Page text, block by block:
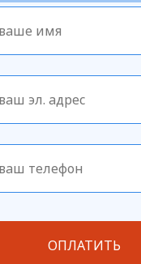
ОПЛАТИТЬ